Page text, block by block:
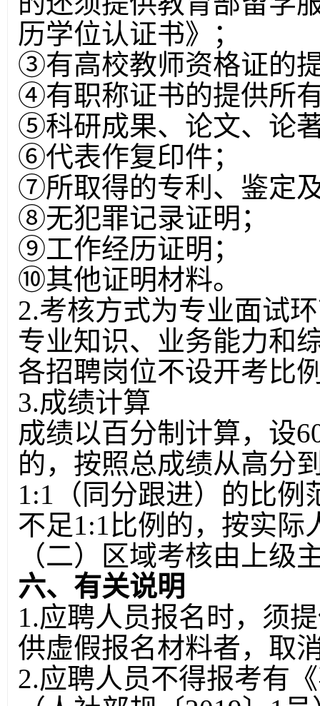
历学位认证书》；
③有高校教师资格证的
④有职称证书的提供所
⑤科研成果、论文、论
⑥代表作复印件；
⑦所取得的专利、鉴定
⑧无犯罪记录证明；
⑨工作经历证明；
⑩其他证明材料。
2.考核方式为专业面试
专业知识、业务能力和
各招聘岗位不设开考比
3.成绩计算
成绩以百分制计算，设
的，按照总成绩从高分
1:1（同分跟进）的比
不足1:1比例的，按实际
（二）区域考核由上级
六、有关说明
1.应聘人员报名时，须
供虚假报名材料者，取
2.应聘人员不得报考有